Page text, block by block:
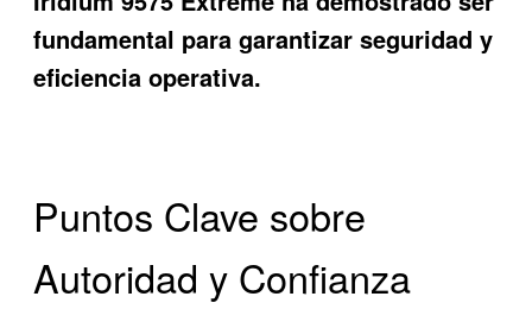
fundamental para garantizar seguridad y
eficiencia operativa.
Puntos Clave sobre
Autoridad y Confianza